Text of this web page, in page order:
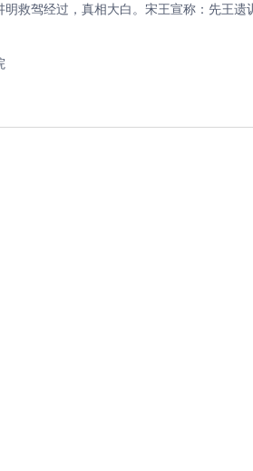
明救驾经过，真相大白。宋王宣称：先王